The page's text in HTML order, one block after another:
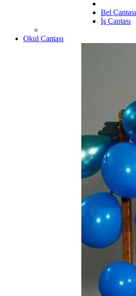
Bel Çantası
İş Çantası
Okul Çantası